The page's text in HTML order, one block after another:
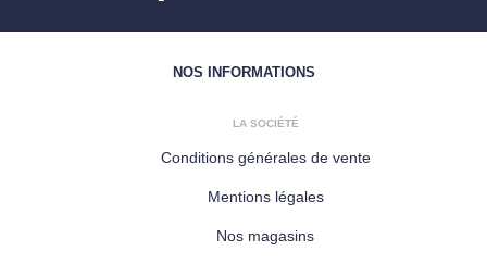
NOS INFORMATIONS
LA SOCIÉTÉ
Conditions générales de vente
Mentions légales
Nos magasins